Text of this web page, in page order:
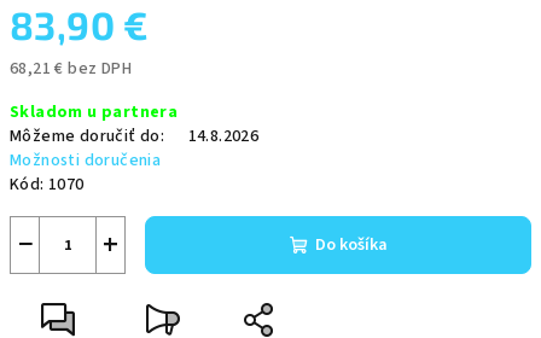
83,90 €
68,21 € bez DPH
cena:
Skladom u partnera
Môžeme doručiť do:
14.8.2026
Možnosti doručenia
Kód: 1070
+
− Do košíka